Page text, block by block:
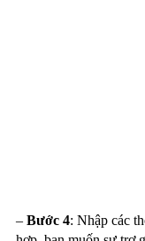
– Bước 4: Nhập các